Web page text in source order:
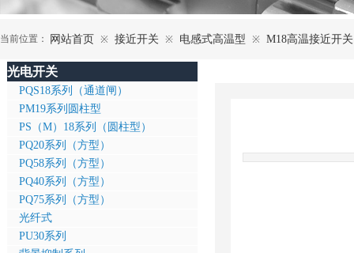
当前位置： 网站首页 ※ 接近开关 ※ 电感式高温型 ※ M18高温接近开关
光电开关
PQS18系列（通道闸）
PM19系列圆柱型
PS（M）18系列（圆柱型）
PQ20系列（方型）
PQ58系列（方型）
PQ40系列（方型）
PQ75系列（方型）
光纤式
PU30系列